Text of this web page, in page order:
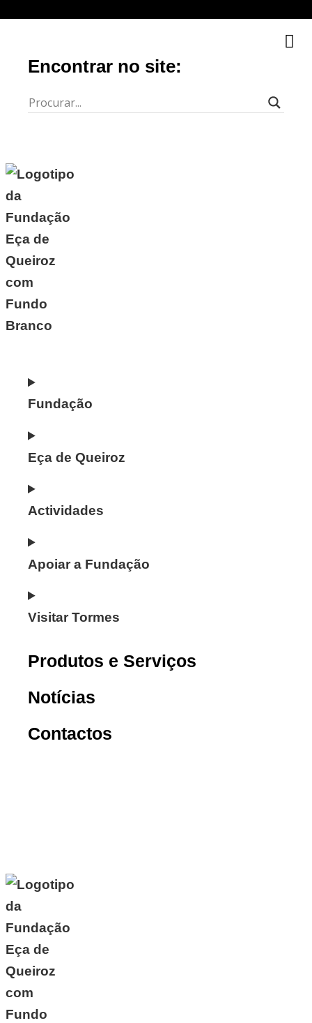
Encontrar no site:
Fundação
Eça de Queiroz
Actividades
Apoiar a Fundação
Visitar Tormes
Produtos e Serviços
Notícias
Contactos